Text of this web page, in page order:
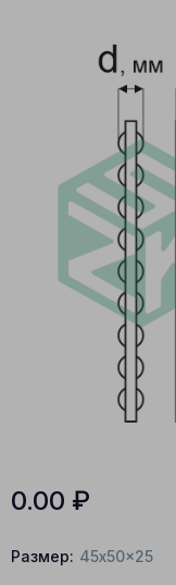
0.00 ₽
Размер: 45x50x25